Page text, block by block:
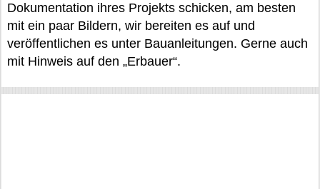
Dokumentation ihres Projekts schicken, am besten
mit ein paar Bildern, wir bereiten es auf und
veröffentlichen es unter Bauanleitungen. Gerne auch
mit Hinweis auf den „Erbauer“.